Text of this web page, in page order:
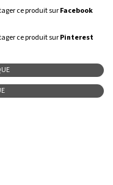
ce produit surFacebook
ce produit surPinterest